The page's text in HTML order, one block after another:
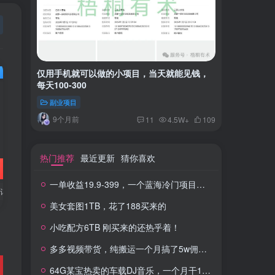
单
仅用手机就可以做的小项目，当天就能见钱，
每天100-300
副业项目
9个月前 11 4.5W+ 109
热门推荐 最近更新 猜你喜欢
一单收益19.9-399，一个蓝海冷门项目，在小红书上卖人事虚拟资料
美女套图1TB，花了188买来的
小吃配方6TB 刚买来的还热乎着！
多多视频带货，纯搬运一个月搞了5w佣金，小白也能操作
64G某宝热卖的车载DJ音乐，一个月干100W+利润